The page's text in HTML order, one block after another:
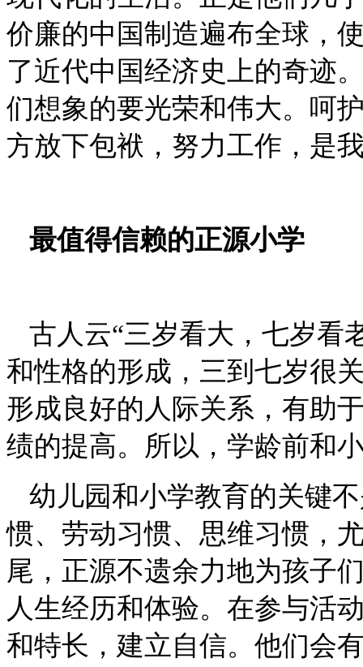
价廉的中国制造遍布全球，
了近代中国经济史上的奇迹
们想象的要光荣和伟大。呵
方放下包袱，努力工作，是
最值得信赖的正源小学
古人云“三岁看大，七岁看
和性格的形成，三到七岁很
形成良好的人际关系，有助
绩的提高。所以，学龄前和
幼儿园和小学教育的关键
惯、劳动习惯、思维习惯，
尾，正源不遗余力地为孩子
人生经历和体验。在参与活
和特长，建立自信。他们会